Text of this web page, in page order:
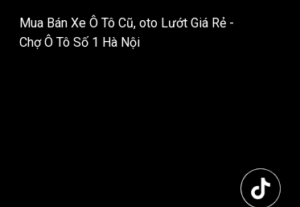
Mua Bán Xe Ô Tô Cũ, oto Lướt Giá Rẻ -
Chợ Ô Tô Số 1 Hà Nội